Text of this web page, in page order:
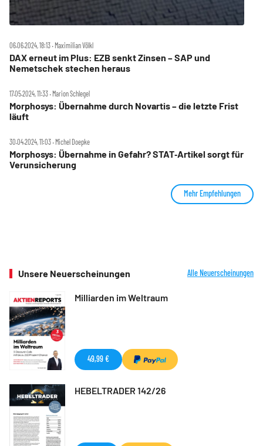
06.06.2024, 18:13 ‧ Maximilian Völkl
DAX erneut im Plus: EZB senkt Zinsen – SAP und
Nemetschek stechen heraus
17.05.2024, 11:33 ‧ Marion Schlegel
Morphosys: Übernahme durch Novartis – die letzte Frist
läuft
30.04.2024, 11:03 ‧ Michel Doepke
Morphosys: Übernahme in Gefahr? STAT‑Artikel sorgt für
Verunsicherung
Mehr Empfehlungen
Unsere Neuerscheinungen Alle Neuerscheinungen
Milliarden im Weltraum
49,99 €
HEBELTRADER 142/26